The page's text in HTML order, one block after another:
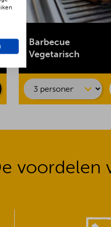
Barbecue
Vegetarisch
Vegaburger
Groentespies
Portobello
voordelen